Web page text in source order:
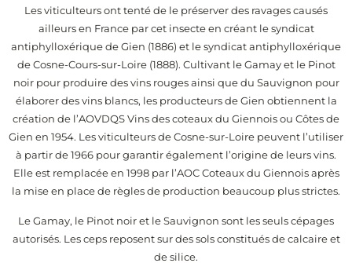
Les viticulteurs ont tenté de le préserver des ravages causés
ailleurs en France par cet insecte en créant le syndicat
antiphylloxérique de Gien (1886) et le syndicat antiphylloxérique
de Cosne-Cours-sur-Loire (1888). Cultivant le Gamay et le Pinot
noir pour produire des vins rouges ainsi que du Sauvignon pour
élaborer des vins blancs, les producteurs de Gien obtiennent la
création de l’AOVDQS Vins des coteaux du Giennois ou Côtes de
Gien en 1954. Les viticulteurs de Cosne-sur-Loire peuvent l’utiliser
à partir de 1966 pour garantir également l’origine de leurs vins.
Elle est remplacée en 1998 par l’AOC Coteaux du Giennois après
la mise en place de règles de production beaucoup plus strictes.
Le Gamay, le Pinot noir et le Sauvignon sont les seuls cépages
autorisés. Les ceps reposent sur des sols constitués de calcaire et
de silice.